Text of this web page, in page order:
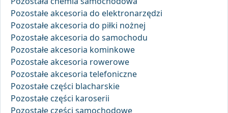
Pozostałe akcesoria do elektronarzędzi
Pozostałe akcesoria do piłki nożnej
Pozostałe akcesoria do samochodu
Pozostałe akcesoria kominkowe
Pozostałe akcesoria rowerowe
Pozostałe akcesoria telefoniczne
Pozostałe części blacharskie
Pozostałe części karoserii
Pozostałe części samochodowe